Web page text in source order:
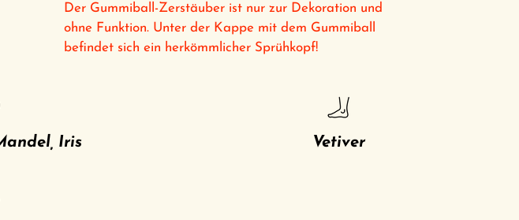
Der Gummiball-Zerstäuber ist nur zur Dekoration und
ohne Funktion. Unter der Kappe mit dem Gummiball
befindet sich ein herkömmlicher Sprühkopf!
Iris Vetiver